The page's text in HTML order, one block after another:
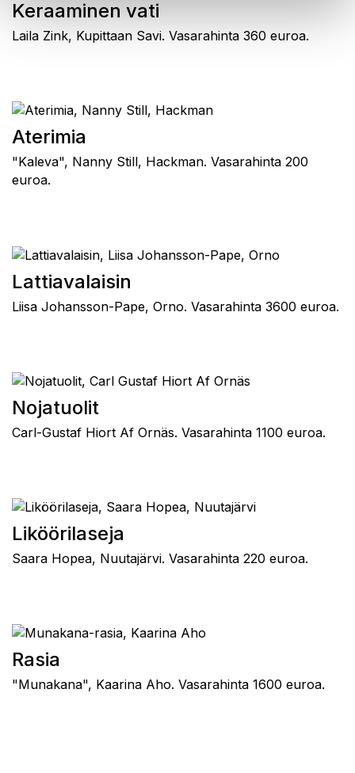
Keraaminen vati
Laila Zink, Kupittaan Savi. Vasarahinta 360 euroa.
Aterimia
"Kaleva", Nanny Still, Hackman. Vasarahinta 200
euroa.
Lattiavalaisin
Liisa Johansson-Pape, Orno. Vasarahinta 3600 euroa.
Nojatuolit
Carl-Gustaf Hiort Af Ornäs. Vasarahinta 1100 euroa.
Liköörilaseja
Saara Hopea, Nuutajärvi. Vasarahinta 220 euroa.
Rasia
"Munakana", Kaarina Aho. Vasarahinta 1600 euroa.